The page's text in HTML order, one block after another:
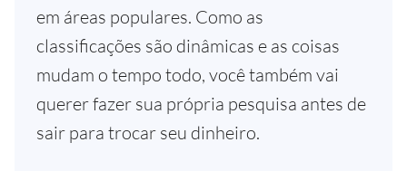
em áreas populares. Como as
classificações são dinâmicas e as coisas
mudam o tempo todo, você também vai
querer fazer sua própria pesquisa antes de
sair para trocar seu dinheiro.